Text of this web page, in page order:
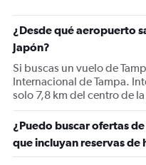
Y
axis
displaying
values.
Range:
0
1800.
¿Desde qué aeropuerto
Japón?
Si buscas un vuelo de
Internacional de Tampa.
solo 7,8 km del centro de
¿Puedo buscar ofertas
que incluyan reservas de